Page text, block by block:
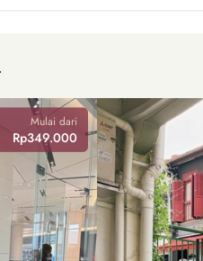
Mulai dari
Rp349.000